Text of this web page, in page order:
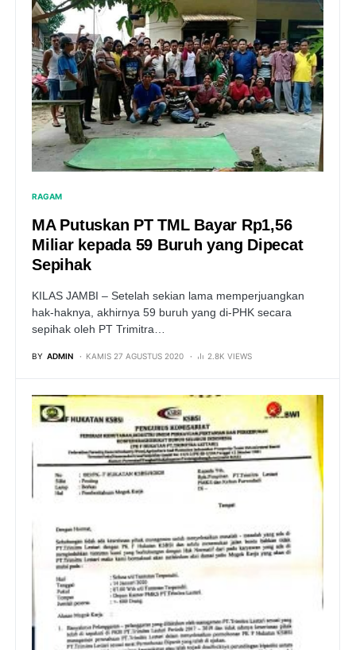
RAGAM
MA Putuskan PT TML Bayar Rp1,56
Miliar kepada 59 Buruh yang Dipecat
Sepihak
KILAS JAMBI – Setelah sekian lama memperjuangkan
hak-haknya, akhirnya 59 buruh yang di-PHK secara
sepihak oleh PT Trimitra…
BY ADMIN KAMIS 27 AGUSTUS 2020 2.8K VIEWS